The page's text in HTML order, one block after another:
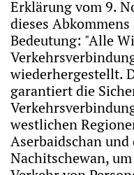
Erklärung vom 9.
dieses
Bedeutung: "Alle
wiederhergestellt.
garantiert die
westlichen
Aserbaidschan
Nachitschewan,